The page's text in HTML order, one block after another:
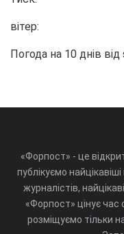
вітер:
Погода на 10 днів від
«Форпост» - це
публікуємо
журналістів,
«Форпост» цінує час
розміщуємо тільки